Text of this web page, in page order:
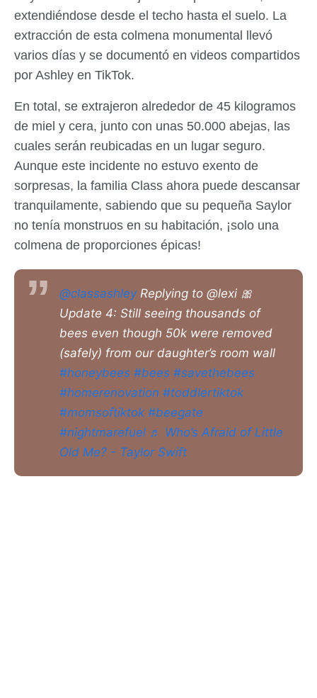
extendiéndose desde el techo hasta el suelo. La
extracción de esta colmena monumental llevó
varios días y se documentó en videos compartidos
por Ashley en TikTok.
En total, se extrajeron alrededor de 45 kilogramos
de miel y cera, junto con unas 50.000 abejas, las
cuales serán reubicadas en un lugar seguro.
Aunque este incidente no estuvo exento de
sorpresas, la familia Class ahora puede descansar
tranquilamente, sabiendo que su pequeña Saylor
no tenía monstruos en su habitación, ¡solo una
colmena de proporciones épicas!
@classashleyReplying to @lexi 🎀
Update 4: Still seeing thousands of
bees even though 50k were removed
(safely) from our daughter’s room wall
#honeybees #bees #savethebees
#homerenovation #toddlertiktok
#momsoftiktok #beegate
#nightmarefuel ♬ Who’s Afraid of Little
Old Me? - Taylor Swift